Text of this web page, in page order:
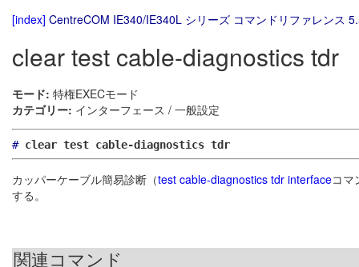
[index] CentreCOM IE340/IE340L シリーズ コマンドリファレンス
clear test cable-diagnostics tdr
モード: 特権EXECモード
カテゴリー: インターフェース / 一般設定
# clear test cable-diagnostics tdr
カッパーケーブル簡易診断（test cable-diagnostics tdr interfaceコマ
する。
関連コマンド